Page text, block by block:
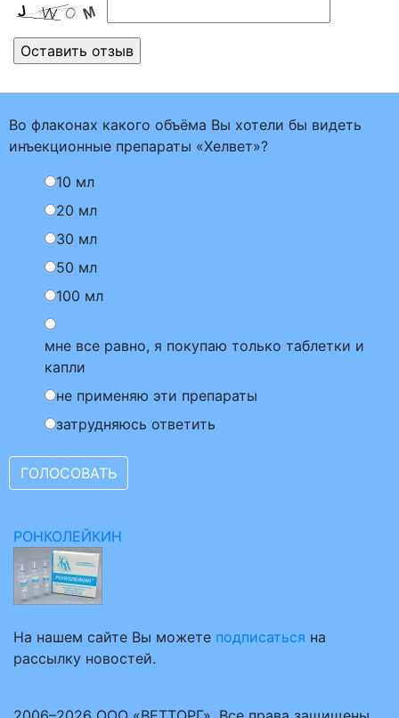
Во флаконах какого объёма Вы хотели бы видеть
инъекционные препараты «Хелвет»?
10 мл
20 мл
30 мл
50 мл
100 мл
мне все равно, я покупаю только таблетки и
капли
не применяю эти препараты
затрудняюсь ответить
РОНКОЛЕЙКИН
На нашем сайте Вы можете подписаться на
рассылку новостей.